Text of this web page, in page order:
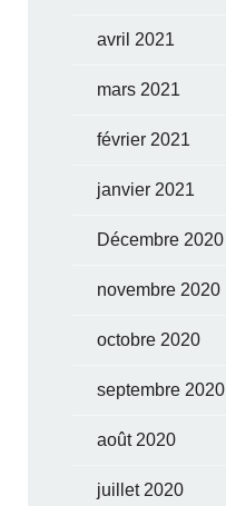
avril 2021
mars 2021
février 2021
janvier 2021
Décembre 2020
novembre 2020
octobre 2020
septembre 2020
août 2020
juillet 2020